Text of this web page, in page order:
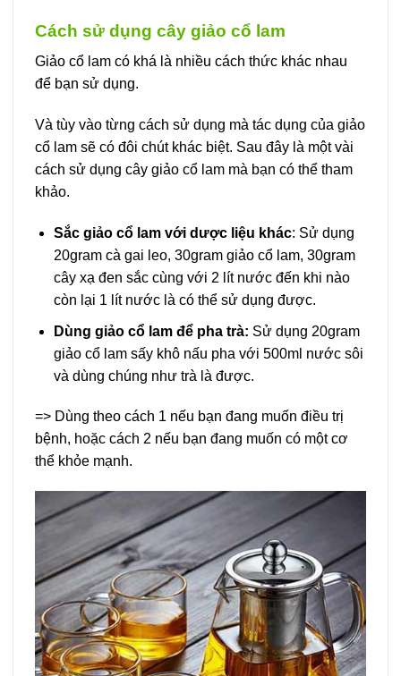
Cách sử dụng cây giảo cổ lam
Giảo cổ lam có khá là nhiều cách thức khác nhau
để bạn sử dụng.
Và tùy vào từng cách sử dụng mà tác dụng của giảo
cổ lam sẽ có đôi chút khác biệt. Sau đây là một vài
cách sử dụng cây giảo cổ lam mà bạn có thể tham
khảo.
Sắc giảo cổ lam với dược liệu khác: Sử dụng
20gram cà gai leo, 30gram giảo cổ lam, 30gram
cây xạ đen sắc cùng với 2 lít nước đến khi nào
còn lại 1 lít nước là có thể sử dụng được.
Dùng giảo cổ lam để pha trà: Sử dụng 20gram
giảo cổ lam sấy khô nấu pha với 500ml nước sôi
và dùng chúng như trà là được.
=> Dùng theo cách 1 nếu bạn đang muốn điều trị
bệnh, hoặc cách 2 nếu bạn đang muốn có một cơ
thể khỏe mạnh.